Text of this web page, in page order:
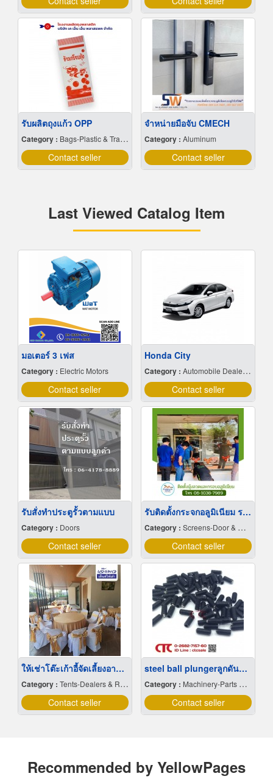
รับผลิตถุงแก้ว OPP
Category : Bags-Plastic & Transparent
Contact seller
จำหน่ายมือจับ CMECH
Category : Aluminum
Contact seller
Last Viewed Catalog Item
มอเตอร์ 3 เฟส
Category : Electric Motors
Contact seller
Honda City
Category : Automobile Dealers-New Cars
Contact seller
รับสั่งทำประตูรั้วตามแบบ
Category : Doors
Contact seller
รับติดตั้งกระจกอลูมิเนียม ราคาพิเศษ นนทบุรี
Category : Screens-Door & Window
Contact seller
ให้เช่าโต๊ะเก้าอี้จัดเลี้ยงอาหารโต๊ะจีน
Category : Tents-Dealers & Renting
Contact seller
steel ball plungerลูกดันสปริง
Category : Machinery-Parts & Supplies Wholesales & Manufacturers
Contact seller
Recommended by YellowPages